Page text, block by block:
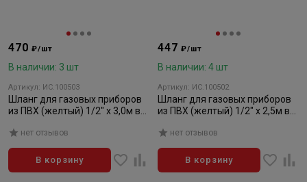
470₽/шт
В наличии: 3 шт
Артикул: ИС.100503
Шланг для газовых приборов
из ПВХ (желтый) 1/2" х 3,0м в/
нет отзывов
В корзину
447₽/шт
В наличии: 4 шт
Артикул: ИС.100502
Шланг для газовых приборов
из ПВХ (желтый) 1/2" х 2,5м в/
нет отзывов
В корзину